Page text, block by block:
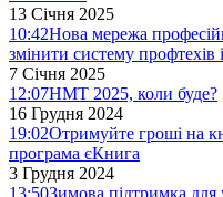
13 Січня 2025
10:42Нова мережа
змінити систему профтехів
7 Січня 2025
12:07НМТ 2025, коли буде?
16 Грудня 2024
19:02Отримуйте гроші на
програма єКнига
3 Грудня 2024
13:50Зимова підтримка для